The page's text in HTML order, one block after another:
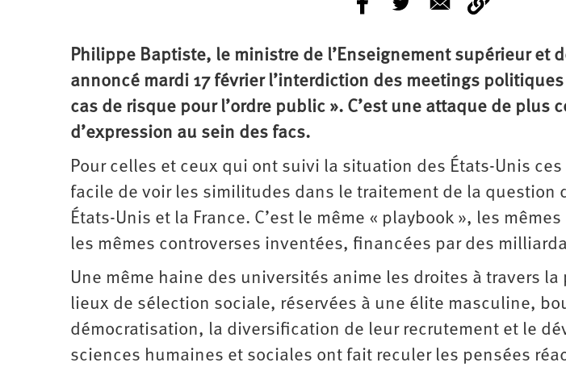
Philippe Baptiste, le ministre de l’Enseignement supérieur et
annoncé mardi 17 février l’interdiction des meetings
cas de risque pour l’ordre public ». C’est une attaque de plus
d’expression au sein des facs.
Pour celles et ceux qui ont suivi la situation des États-Unis
facile de voir les similitudes dans le traitement de la question
États-Unis et la France. C’est le même « playbook », les
les mêmes controverses inventées, financées par des
Une même haine des universités anime les droites à travers
lieux de sélection sociale, réservées à une élite masculine,
démocratisation, la diversification de leur recrutement et le
sciences humaines et sociales ont fait reculer les pensées